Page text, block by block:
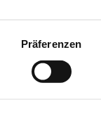
Präferenzen